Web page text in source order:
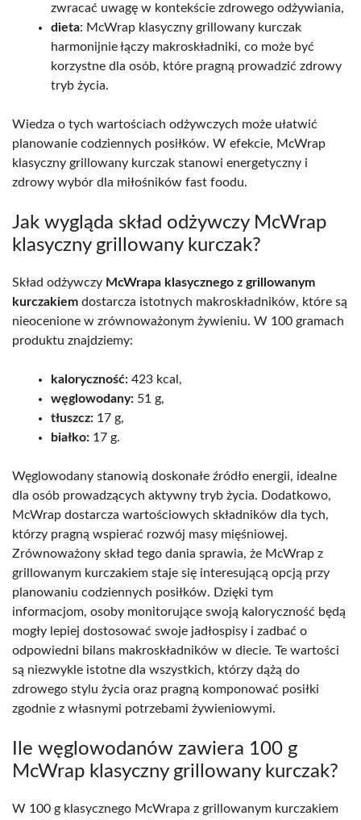
zwracać uwagę w kontekście zdrowego odżywiania,
dieta: McWrap klasyczny grillowany kurczak
harmonijnie łączy makroskładniki, co może być
korzystne dla osób, które pragną prowadzić zdrowy
tryb życia.
Wiedza o tych wartościach odżywczych może ułatwić
planowanie codziennych posiłków. W efekcie, McWrap
klasyczny grillowany kurczak stanowi energetyczny i
zdrowy wybór dla miłośników fast foodu.
Jak wygląda skład odżywczy McWrap
klasyczny grillowany kurczak?
Skład odżywczy McWrapa klasycznego z grillowanym
kurczakiem dostarcza istotnych makroskładników, które są
nieocenione w zrównoważonym żywieniu. W 100 gramach
produktu znajdziemy:
kaloryczność: 423 kcal,
węglowodany: 51 g,
tłuszcz: 17 g,
białko: 17 g.
Węglowodany stanowią doskonałe źródło energii, idealne
dla osób prowadzących aktywny tryb życia. Dodatkowo,
McWrap dostarcza wartościowych składników dla tych,
którzy pragną wspierać rozwój masy mięśniowej.
Zrównoważony skład tego dania sprawia, że McWrap z
grillowanym kurczakiem staje się interesującą opcją przy
planowaniu codziennych posiłków. Dzięki tym
informacjom, osoby monitorujące swoją kaloryczność będą
mogły lepiej dostosować swoje jadłospisy i zadbać o
odpowiedni bilans makroskładników w diecie. Te wartości
są niezwykle istotne dla wszystkich, którzy dążą do
zdrowego stylu życia oraz pragną komponować posiłki
zgodnie z własnymi potrzebami żywieniowymi.
Ile węglowodanów zawiera 100 g
McWrap klasyczny grillowany kurczak?
W 100 g klasycznego McWrapa z grillowanym kurczakiem